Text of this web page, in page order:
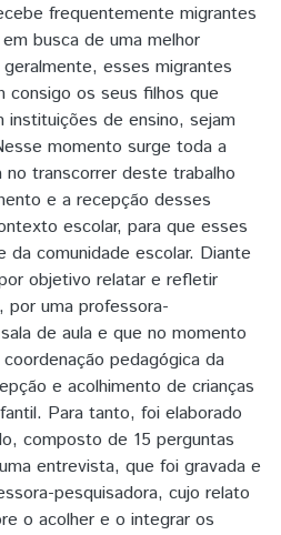
frequentemente migrantes
busca de uma melhor
esses migrantes
consigo os seus filhos que
instituições de ensino, sejam
momento surge toda a
transcorrer deste trabalho
e a recepção desses
escolar, para que esses
comunidade escolar. Diante
objetivo relatar e refletir
por uma professora-
de aula e que no momento
pedagógica da
e acolhimento de crianças
Para tanto, foi elaborado
composto de 15 perguntas
entrevista, que foi gravada e
pesquisadora, cujo relato
o acolher e o integrar os